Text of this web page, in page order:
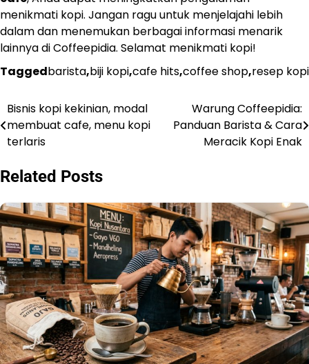
menikmati kopi. Jangan ragu untuk menjelajahi lebih
dalam dan menemukan berbagai informasi menarik
lainnya di Coffeepidia. Selamat menikmati kopi!
Taggedbarista,biji kopi,cafe hits,coffee shop,resep kopi
Navigasi
pos
Bisnis kopi kekinian, modal
membuat cafe, menu kopi
terlaris
Warung Coffeepidia:
Panduan Barista & Cara
Meracik Kopi Enak
Related Posts